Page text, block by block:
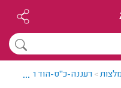
> רעננה-כ"ס-הוד השרון >
...